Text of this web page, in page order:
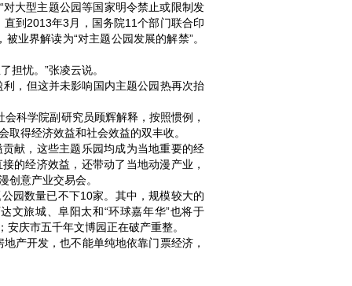
大型主题公园等国家明令禁止或限制发
到2013年3月，国务院11个部门联合印
业界解读为“对主题公园发展的解禁”。
担忧。”张凌云说。
，但这并未影响国内主题公园热再次抬
科学院副研究员顾辉解释，按照惯例，
得经济效益和社会效益的双丰收。
献，这些主题乐园均成为当地重要的经
的经济效益，还带动了当地动漫产业，
创意产业交易会。
园数量已不下10家。其中，规模较大的
文旅城、阜阳太和“环球嘉年华”也将于
庆市五千年文博园正在破产重整。
产开发，也不能单纯地依靠门票经济，